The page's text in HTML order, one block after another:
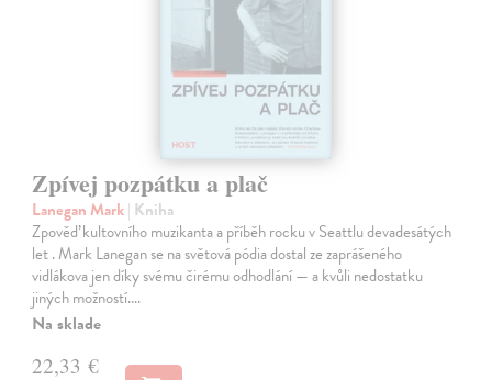
Zpívej pozpátku a plač
Lanegan Mark| Kniha
Zpověď kultovního muzikanta a příběh rocku v Seattlu devadesátých
let . Mark Lanegan se na světová pódia dostal ze zaprášeného
vidlákova jen díky svému čirému odhodlání — a kvůli nedostatku
jiných možností.…
Na sklade
22,33 €